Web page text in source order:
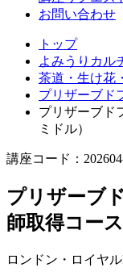
お問い合わせ
トップ
よみうりカル
茶道・生け花
プリザーブド
プリザーブド
ミドル）
講座コード：
プリザーブ
師取得コー
ロンドン・ロイヤ